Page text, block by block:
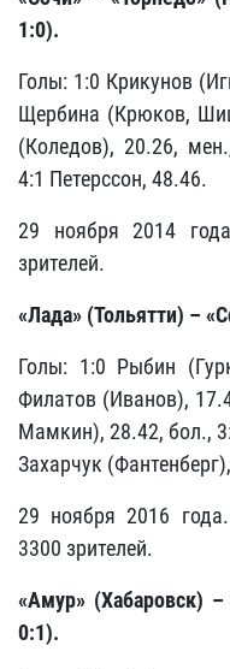
1:0).
Голы: 1:0 Крикунов
Щербина (Крюков,
(Коледов), 20.26,
4:1 Петерссон, 48.46.
29 ноября 2014
зрителей.
«Лада» (Тольятти) –
Голы: 1:0 Рыбин
Филатов (Иванов),
Мамкин), 28.42, бол.,
Захарчук
29 ноября 2016
3300 зрителей.
«Амур» (Хабаровск)
0:1).